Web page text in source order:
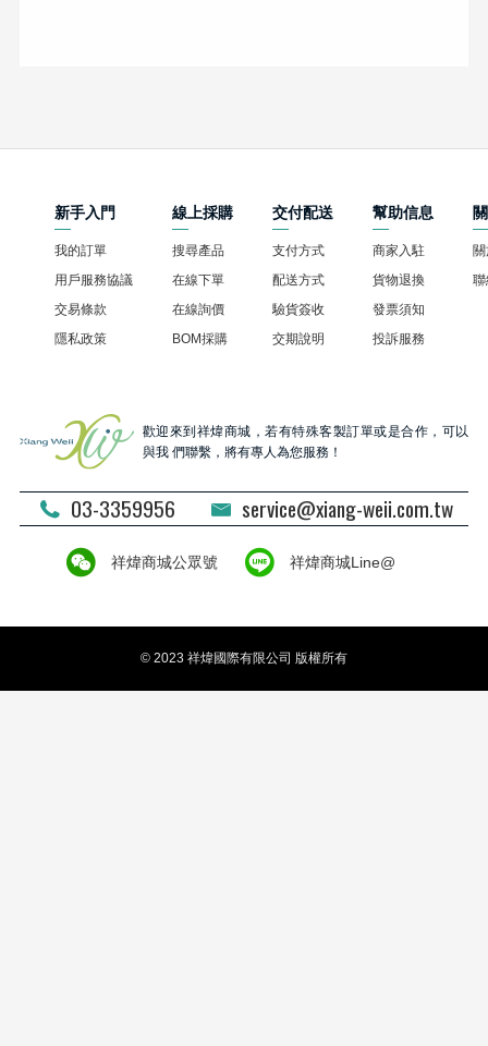
新手入門
我的訂單
用戶服務協議
交易條款
隱私政策
線上採購
搜尋產品
在線下單
在線詢價
BOM採購
交付配送
支付方式
配送方式
驗貨簽收
交期說明
幫助信息
商家入駐
貨物退換
發票須知
投訴服務
歡迎來到祥煒商城，若有特殊客製訂單或是合作，可以
與我 們聯繫，將有專人為您服務！
03-3359956 service@xiang-weii.com.tw
祥煒商城公眾號 祥煒商城Line@
© 2023 祥煒國際有限公司 版權所有